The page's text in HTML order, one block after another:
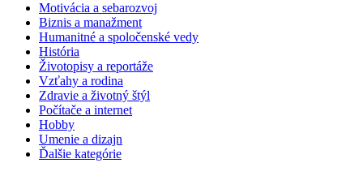
Motivácia a sebarozvoj
Biznis a manažment
Humanitné a spoločenské vedy
História
Životopisy a reportáže
Vzťahy a rodina
Zdravie a životný štýl
Počítače a internet
Hobby
Umenie a dizajn
Ďalšie kategórie